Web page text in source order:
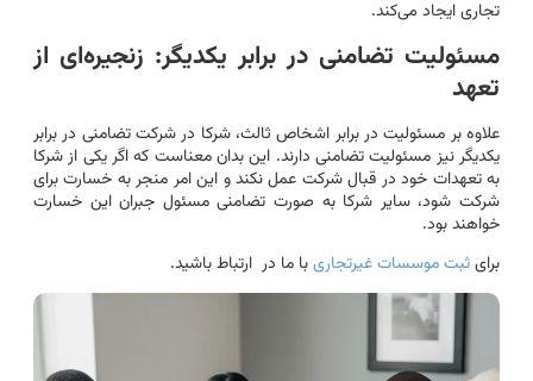
تجاری ایجاد می‌کند.
مسئولیت تضامنی در برابر یکدیگر: زنجیره‌ای از
تعهد
علاوه بر مسئولیت در برابر اشخاص ثالث، شرکا در شرکت تضامنی در برابر
یکدیگر نیز مسئولیت تضامنی دارند. این بدان معناست که اگر یکی از شرکا
به تعهدات خود در قبال شرکت عمل نکند و این امر منجر به خسارت برای
شرکت شود، سایر شرکا به صورت تضامنی مسئول جبران این خسارت
خواهند بود.
برایثبت موسسات غیرتجاریبا ما در ارتباط باشید.